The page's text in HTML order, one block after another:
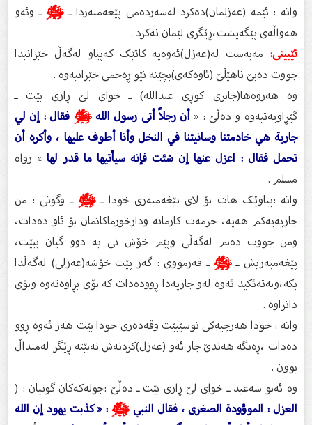
واتە : ئێمە (عەزلمان)دەکرد لەسەردەمی پێغەمبەردا ـﷺـ وئەو
هەواڵەی پێگەیشت،ڕێگری لێمان نەکرد .
تێبینی: مەبەست لە(عەزل)ئەوەیە کاتێک کەپیاو لەگەڵ خێزانیدا
جووت دەبێ ناهێڵێ (ئاوەکەی)بچێتە نێو ڕەحمی خێزانیەوە .
وە هەروەها(جابری کوڕی عبداللە) ـ خوای لێ ڕازی بێت ـ
گێڕاویەتیەوە و دەڵێ : « أن رجلاً أتى رسول اللهﷺفقال : إن لي
جارية هي خادمتنا وسانيتنا في النخل وأنا أطوف عليها ، وأكره أن
تحمل فقال : اعزل عنها إن شئت فإنه سيأتيها ما قدر لها » رواه
مسلم .
واتە :پیاوێک هات بۆ لای پێغەمبەری خودا ـ ﷺـ وگوتی : من
جاریەیەکم هەیە، خزمەت کارمانە ودارخورماکانمان بۆ ئاو دەدات،
ومن جووت دەبم لەگەڵی وپێم خۆش نی یە دوو گیان ببێت،
پێغەمبەریش ـ ﷺـ فەرمووی : گەر پێت خۆشە(عەزلی) لەگەڵدا
بکە،وبەتەئکید ئەوە لەو جاریەدا ڕوودەدات کە بۆی بڕاوەتەوە وبۆی
دانراوە .
واتە : خودا هەرچیەکی نوسێبێت وقەدەری خودا بێت هەر ئەوە ڕوو
دەدات ،ڕەنگە هەندێ جار ئەو (عەزل)کردنەش نەبێتە ڕێگر لەمنداڵ
بوون .
و‌‌ە ئەبو سەعید ـ خوای لێ ڕازی بێت ـ دەڵێ :جولەکەکان گوتیان : (
العزل : الموؤودة الصغرى ، فقال النبيﷺ: « كذبت يهود إن الله